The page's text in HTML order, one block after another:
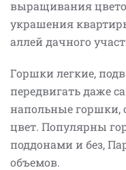
выращивания
украшения
аллей дачного
Горшки легкие,
передвигать даже
напольные
цвет. Популярны
поддонами и без,
объемов.